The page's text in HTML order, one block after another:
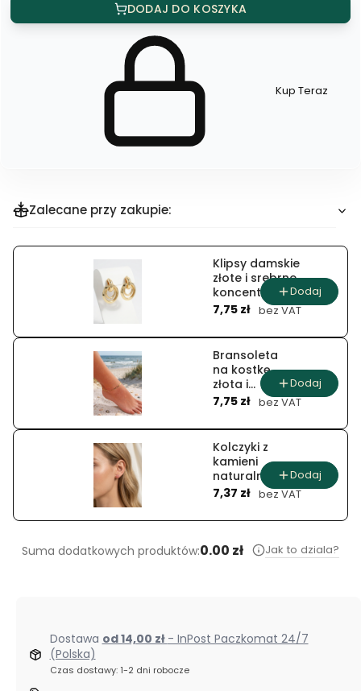
DODAJ DO KOSZYKA
Szybki
produktu
Naszyjnik
stopniowany
Kup Teraz
Zalecane przy zakupie:
Klipsy damskie
złote i srebrne
koncentryczne
okręgi
Cena
7,75 zł bez VAT
Dodaj
Bransoleta
na kostkę
złota i
srebrna
żmijka
Cena
7,75 zł bez VAT
Dodaj
Kolczyki z
kamieni
naturalnych
pudrowa
Cena
7,37 zł bez VAT
Dodaj
Suma dodatkowych produktów:0.00 zł Jak to dziala?
Dostawa od 14,00 zł - InPost Paczkomat 24/7
(Polska)
Czas dostawy: 1-2 dni robocze